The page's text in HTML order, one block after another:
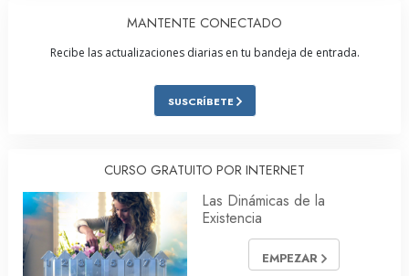
MANTENTE CONECTADO
Recibe las actualizaciones diarias en tu bandeja de entrada.
SUSCRÍBETE
CURSO GRATUITO POR INTERNET
Las Dinámicas de la
Existencia
EMPEZAR